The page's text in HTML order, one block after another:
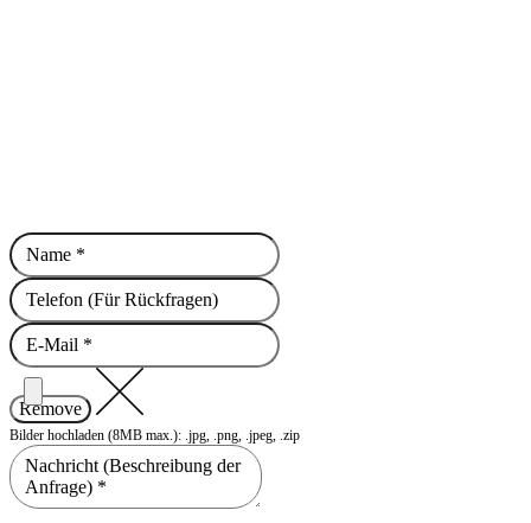
Remove
Bilder hochladen (8MB max.): .jpg, .png, .jpeg, .zip